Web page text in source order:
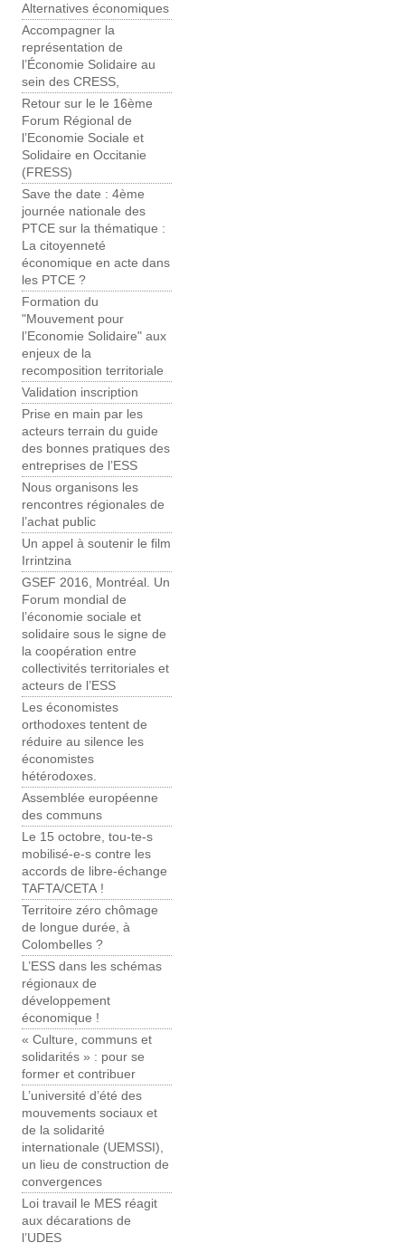
Alternatives économiques
Accompagner la
représentation de
l’Économie Solidaire au
sein des CRESS,
Retour sur le le 16ème
Forum Régional de
l’Economie Sociale et
Solidaire en Occitanie
(FRESS)
Save the date : 4ème
journée nationale des
PTCE sur la thématique :
La citoyenneté
économique en acte dans
les PTCE ?
Formation du
"Mouvement pour
l’Economie Solidaire" aux
enjeux de la
recomposition territoriale
Validation inscription
Prise en main par les
acteurs terrain du guide
des bonnes pratiques des
entreprises de l’ESS
Nous organisons les
rencontres régionales de
l’achat public
Un appel à soutenir le film
Irrintzina
GSEF 2016, Montréal. Un
Forum mondial de
l’économie sociale et
solidaire sous le signe de
la coopération entre
collectivités territoriales et
acteurs de l’ESS
Les économistes
orthodoxes tentent de
réduire au silence les
économistes
hétérodoxes.
Assemblée européenne
des communs
Le 15 octobre, tou-te-s
mobilisé-e-s contre les
accords de libre-échange
TAFTA/CETA !
Territoire zéro chômage
de longue durée, à
Colombelles ?
L’ESS dans les schémas
régionaux de
développement
économique !
« Culture, communs et
solidarités » : pour se
former et contribuer
L’université d’été des
mouvements sociaux et
de la solidarité
internationale (UEMSSI),
un lieu de construction de
convergences
Loi travail le MES réagit
aux décarations de
l’UDES